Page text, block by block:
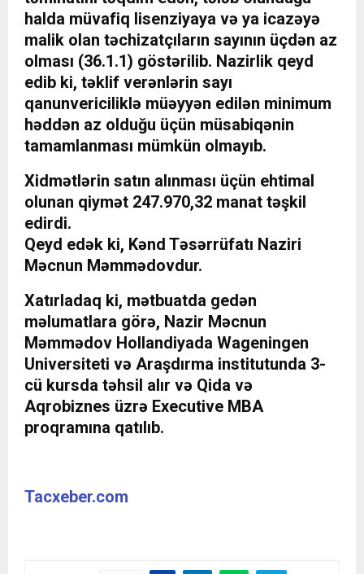
halda müvafiq lisenziyaya və ya icazəyə
malik olan təchizatçıların sayının üçdən az
olması (36.1.1) göstərilib. Nazirlik qeyd
edib ki, təklif verənlərin sayı
qanunvericiliklə müəyyən edilən minimum
həddən az olduğu üçün müsabiqənin
tamamlanması mümkün olmayıb.
Xidmətlərin satın alınması üçün ehtimal
olunan qiymət 247.970,32 manat təşkil
edirdi.
Qeyd edək ki, Kənd Təsərrüfatı Naziri
Məcnun Məmmədovdur.
Xatırladaq ki, mətbuatda gedən
məlumatlara görə, Nazir Məcnun
Məmmədov Hollandiyada Wageningen
Universiteti və Araşdırma institutunda 3-
cü kursda təhsil alır və Qida və
Aqrobiznes üzrə Executive MBA
proqramına qatılıb.
Tacxeber.com